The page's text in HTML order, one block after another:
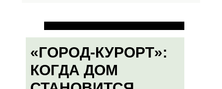
«ГОРОД-КУРОРТ»:
КОГДА ДОМ